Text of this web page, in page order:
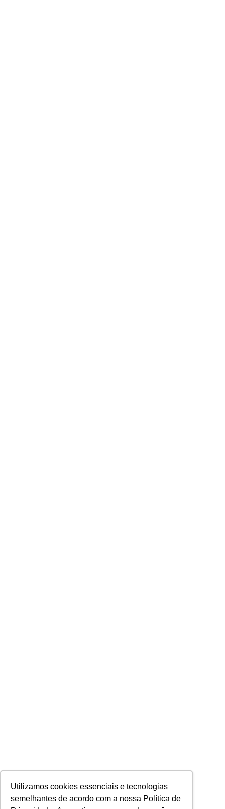
Utilizamos cookies essenciais e tecnologias
semelhantes de acordo com a nossa Política de